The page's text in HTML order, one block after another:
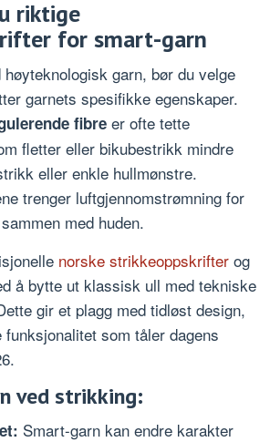
riktige
for smart-garn
garn, bør du velge
garnets spesifikke egenskaper.
fibre er ofte tette
fletter eller bikubestrikk mindre
eller enkle hullmønstre.
trenger luftgjennomstrømning for
med huden.
norske strikkeoppskrifter og
å bytte ut klassisk ull med tekniske
gir et plagg med tidløst design,
funksjonalitet som tåler dagens
ved strikking:
Smart-garn kan endre karakter